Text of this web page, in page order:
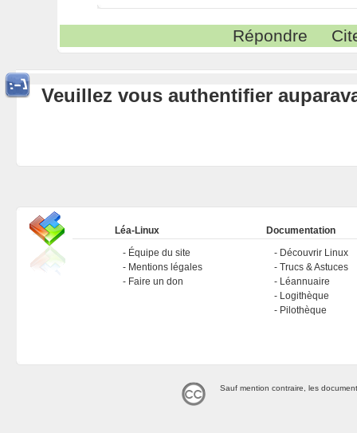
Répondre
Veuillez vous authentifier
Léa-Linux
Équipe du site
Mentions légales
Faire un don
Documentation
Découvrir Linux
Trucs & Astuces
Léannuaire
Logithèque
Pilothèque
Sauf mention contraire, les